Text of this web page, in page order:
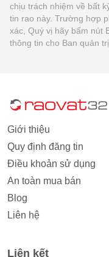
chịu trách nhiệm về bất
tin rao này. Trường hợp
xác, Quý vị hãy bấm nút
thông tin cho Ban quản
Giới thiệu
Quy định đăng tin
Điều khoản sử dụng
An toàn mua bán
Blog
Liên hệ
Liên kết